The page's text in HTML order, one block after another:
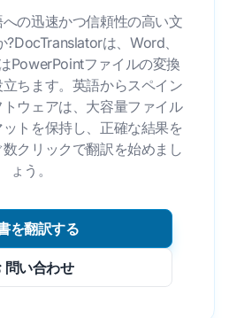
の迅速かつ信頼性の高い文
は、Word、
PowerPointファイルの変換
ちます。英語からスペイン
ウェアは、大容量ファイル
トを保持し、正確な結果を
クリックで翻訳を始めまし
ょう。
を翻訳する
問い合わせ